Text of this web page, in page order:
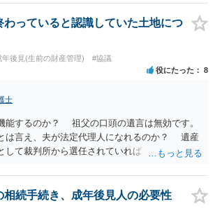
た母からの第一声は「ここにいたら殺される」
、長男に聞くと「面会は出来ない。俺は携帯電
に会っている」「母の話は聞かなくて良い」と
の後の電話でも「食事に毒が入っている」「体
いる」等、おかしかったです。 当時の診療記
介護記録を取得して 弁護士に面談で相談された
わっていると認識していた土地につ
年後見(生前の財産管理) #協議
役にたった 8
士
能するのか？ 祖父の口頭の遺言は無効です。
は言え、夫が法定代理人になれるのか？ 遺産
して裁判所から選任されていれば 法定代理人
、取り消し又は無効を認める主張になるので
ちらからしない方がよいと思います。 ④財産分
ているのに今更土地の相続をやり直せるのか？
相続手続き、成年後見人の必要性